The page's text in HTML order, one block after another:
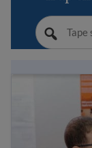
Siksè nan